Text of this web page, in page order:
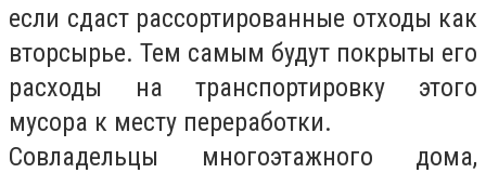
если сдаст рассортированные отходы как
вторсырье. Тем самым будут покрыты его
расходы на транспортировку этого
мусора к месту переработки.
Совладельцы многоэтажного дома,